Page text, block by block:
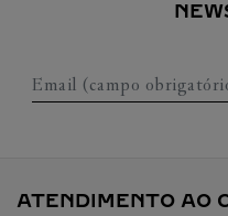
Email (campo
ATENDIMENTO AO